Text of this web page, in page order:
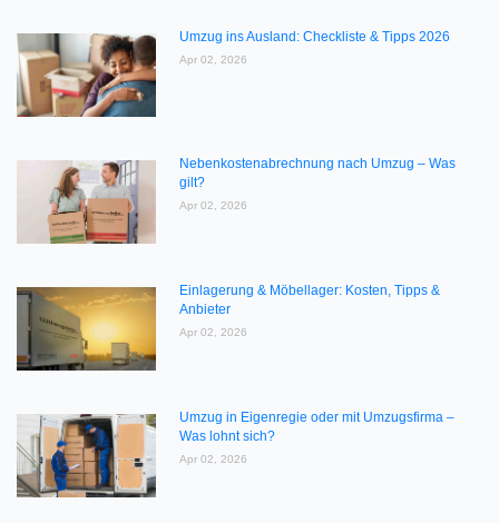
Umzug ins Ausland: Checkliste & Tipps 2026
Apr 02, 2026
Nebenkostenabrechnung nach Umzug – Was
gilt?
Apr 02, 2026
Einlagerung & Möbellager: Kosten, Tipps &
Anbieter
Apr 02, 2026
Umzug in Eigenregie oder mit Umzugsfirma –
Was lohnt sich?
Apr 02, 2026